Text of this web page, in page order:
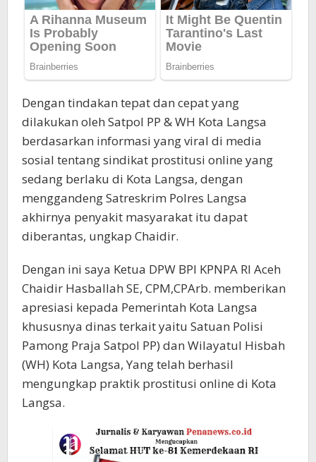
Dengan tindakan tepat dan cepat yang
dilakukan oleh Satpol PP & WH Kota Langsa
berdasarkan informasi yang viral di media
sosial tentang sindikat prostitusi online yang
sedang berlaku di Kota Langsa, dengan
menggandeng Satreskrim Polres Langsa
akhirnya penyakit masyarakat itu dapat
diberantas, ungkap Chaidir.
Dengan ini saya Ketua DPW BPI KPNPA RI Aceh
Chaidir Hasballah SE, CPM,CPArb. memberikan
apresiasi kepada Pemerintah Kota Langsa
khususnya dinas terkait yaitu Satuan Polisi
Pamong Praja Satpol PP) dan Wilayatul Hisbah
(WH) Kota Langsa, Yang telah berhasil
mengungkap praktik prostitusi online di Kota
Langsa.